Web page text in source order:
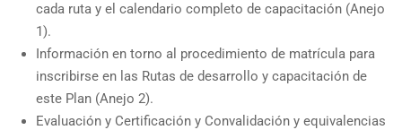
cada ruta y el calendario completo de capacitación (Anejo
1).
Información en torno al procedimiento de matrícula para
inscribirse en las Rutas de desarrollo y capacitación de
este Plan (Anejo 2).
Evaluación y Certificación y Convalidación y equivalencias